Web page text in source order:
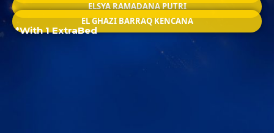
ELSYA RAMADANA PUTRI
EL GHAZI BARRAQ KENCANA
*With 1 ExtraBed